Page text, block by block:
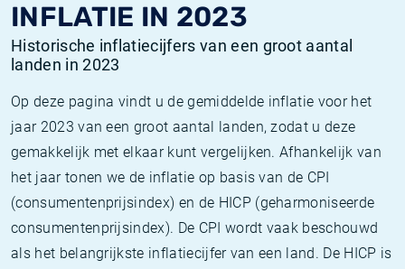
INFLATIE IN 2023
Historische inflatiecijfers van een groot aantal
landen in 2023
Op deze pagina vindt u de gemiddelde inflatie voor het
jaar 2023 van een groot aantal landen, zodat u deze
gemakkelijk met elkaar kunt vergelijken. Afhankelijk van
het jaar tonen we de inflatie op basis van de CPI
(consumentenprijsindex) en de HICP (geharmoniseerde
consumentenprijsindex). De CPI wordt vaak beschouwd
als het belangrijkste inflatiecijfer van een land. De HICP is